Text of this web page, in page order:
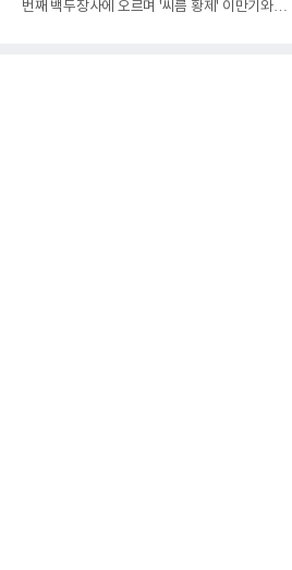
차를 더욱 벌렸고, 결국 26점 차 완승으로 첫 승
번째 백두장사에 오르며 '씨름 황제' 이만기와 어